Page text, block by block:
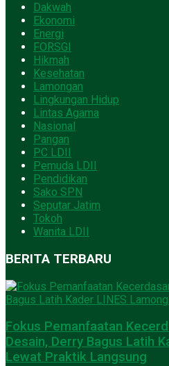
Dakwah
Ekonomi
Energi
FORSGI
Hikmah
Kesehatan
Lamongan
Lingkungan Hidup
Lintas Agama
Nasional
Pangan
PC LDII
Pemuda LDII
Pendidikan
Sako SPN
Seputar Jatim
Tokoh
Wanita LDII
BERITA TERBARU
Fokus Pemanfaatan
Desain, Derry Bagus Latih
Lewat Praktik Langsung